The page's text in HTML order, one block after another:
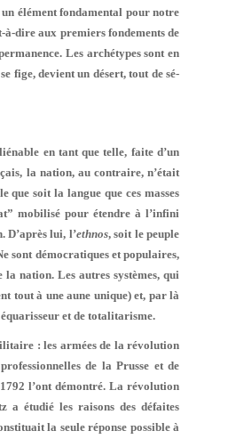
un élément fondamental pour notre
à-di­re aux premiers fondements de
Les archétypes sont en
fige, devient un désert, tout de sé­
en tant que telle, faite d’un
la nation, au contraire, n’était
que soit la langue que ces masses
mobilisé pour étendre à l’infini
D’après lui, l’ethnos, soit le peuple
sont démocratiques et populaires,
la nation. Les autres systèmes, qui
tout à une aune unique) et, par là
et de totalitarisme.
: les armées de la révolution
de la Prusse et de
l’ont démontré. La révolution
a étudié les rai­sons des défaites
la seule réponse possible à